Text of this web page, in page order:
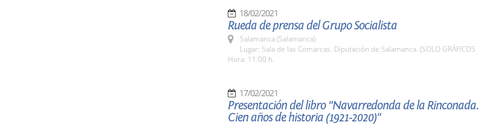
18/02/2021
Rueda de prensa del Grupo Socialista
Salamanca (Salamanca)
Lugar: Sala de las Comarcas. Diputación de Salamanca. (SOLO GRÁFICOS
Hora: 11:00 h.
17/02/2021
Presentación del libro "Navarredonda de la Rinconada.
Cien años de historia (1921-2020)"